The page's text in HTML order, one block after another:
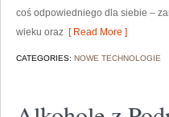
coś odpowiedniego dla siebie –
wieku oraz [ Read More ]
CATEGORIES: NOWE TECHNOLOGIE